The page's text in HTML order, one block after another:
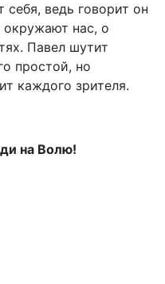
себя, ведь говорит он
нас, о
Павел шутит
простой, но
каждого зрителя.
на Волю!